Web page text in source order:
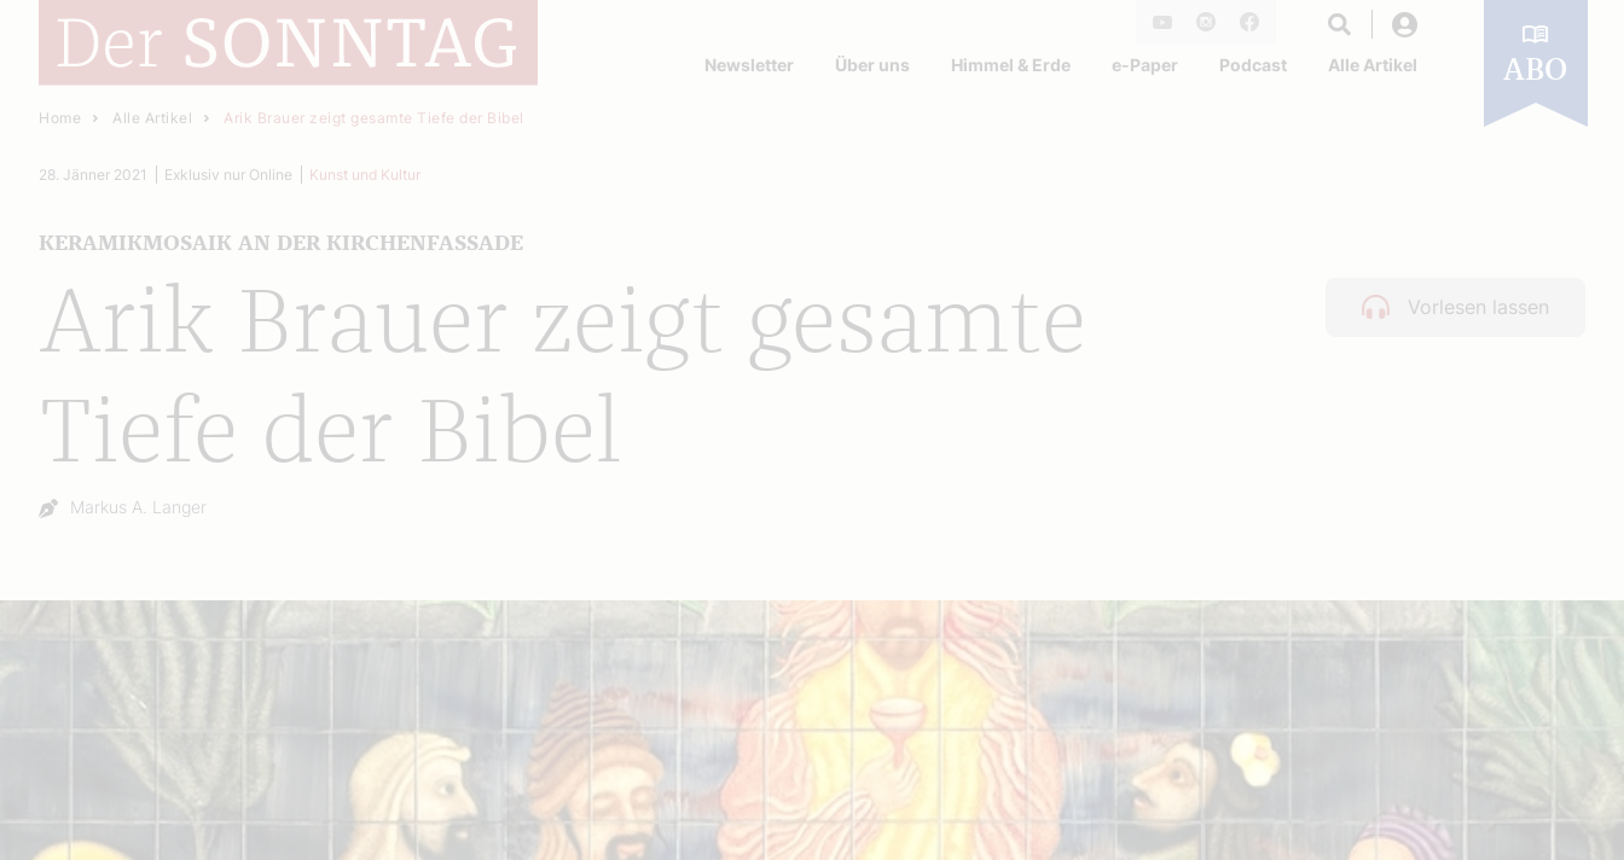
Facebook
Newsletter Über uns Himmel & Erde e-Paper Podcast Alle Artikel ABO
Home Alle Artikel Arik Brauer zeigt gesamte Tiefe der Bibel
Vorlesen lassen
Arik Brauer zeigt gesamte
Tiefe der Bibel
KERAMIKMOSAIK AN DER KIRCHENFASSADE
28. Jänner 2021 Exklusiv nur Online Kunst und Kultur
Autor:
Markus A. Langer